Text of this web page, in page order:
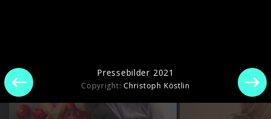
Pressebilder 2021
Copyright: Christoph Köstlin